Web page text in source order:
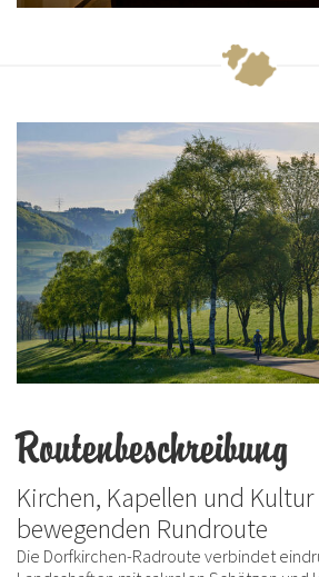
Routenbeschreibung
Kirchen, Kapellen und
bewegenden Rundroute
Die Dorfkirchen-Radroute verbindet